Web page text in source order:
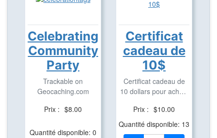
Celebrating
Community
Party
Trackable on
Geocaching.com
Prix : $8.00
Quantité disponible: 0
Certificat
cadeau de
10$
Certificat cadeau de
10 dollars pour achats
Prix : $10.00
Quantité disponible: 13